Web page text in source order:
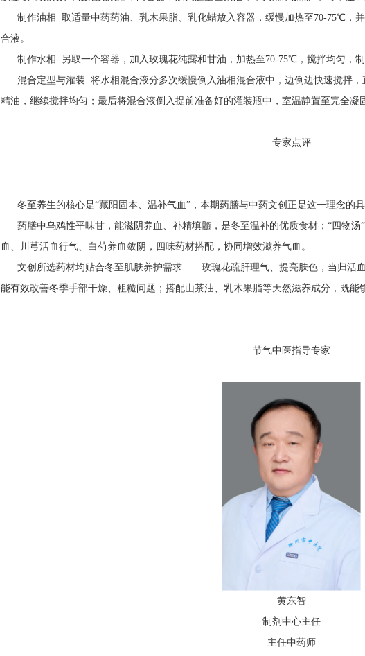
制作油相 取适量中药药油、乳木果脂、乳化蜡放入容器，缓慢加热至70-75℃，
合液。
制作水相 另取一个容器，加入玫瑰花纯露和甘油，加热至70-75℃，搅拌均匀，制
混合定型与灌装 将水相混合液分多次缓慢倒入油相混合液中，边倒边快速搅拌，
精油，继续搅拌均匀；最后将混合液倒入提前准备好的灌装瓶中，室温静置至完全凝
专家点评
冬至养生的核心是“藏阳固本、温补气血”，本期药膳与中药文创正是这一理念的具
药膳中乌鸡性平味甘，能滋阴养血、补精填髓，是冬至温补的优质食材；“四物汤
血、川芎活血行气、白芍养血敛阴，四味药材搭配，协同增效滋养气血。
文创所选药材均贴合冬至肌肤养护需求——玫瑰花疏肝理气、提亮肤色，当归活血
能有效改善冬季手部干燥、粗糙问题；搭配山茶油、乳木果脂等天然滋养成分，既能
节气中医指导专家
黄东智
制剂中心主任
主任中药师